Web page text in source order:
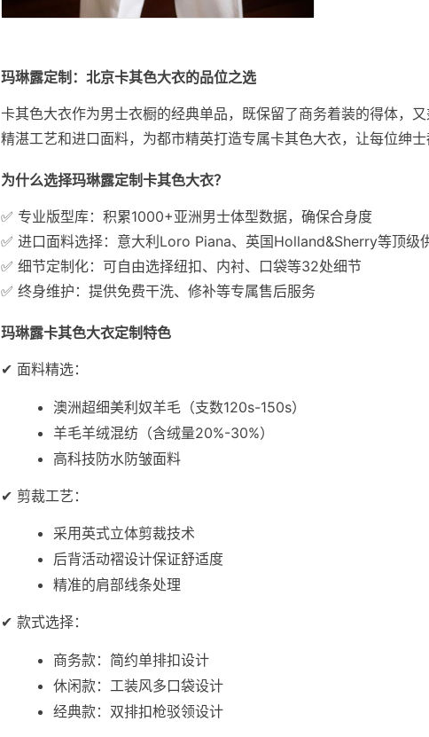
玛琳露定制：北京卡其色大衣的品位之选
卡其色大衣作为男士衣橱的经典单品，既保留了商务着装的得体，
精湛工艺和进口面料，为都市精英打造专属卡其色大衣，让每位绅士
为什么选择玛琳露定制卡其色大衣？
✅ 专业版型库：积累1000+亚洲男士体型数据，确保合身度
✅ 进口面料选择：意大利Loro Piana、英国Holland&Sherry等顶级
✅ 细节定制化：可自由选择纽扣、内衬、口袋等32处细节
✅ 终身维护：提供免费干洗、修补等专属售后服务
玛琳露卡其色大衣定制特色
✔ 面料精选：
澳洲超细美利奴羊毛（支数120s-150s）
羊毛羊绒混纺（含绒量20%-30%）
高科技防水防皱面料
✔ 剪裁工艺：
采用英式立体剪裁技术
后背活动褶设计保证舒适度
精准的肩部线条处理
✔ 款式选择：
商务款：简约单排扣设计
休闲款：工装风多口袋设计
经典款：双排扣枪驳领设计